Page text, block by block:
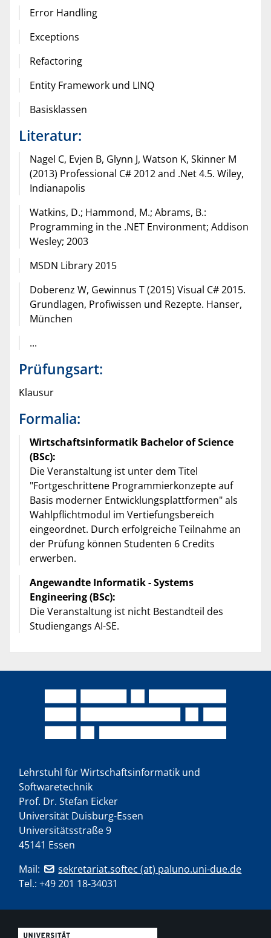
Error Handling
Exceptions
Refactoring
Entity Framework und LINQ
Basisklassen
Literatur:
Nagel C, Evjen B, Glynn J, Watson K, Skinner M
(2013) Professional C# 2012 and .Net 4.5. Wiley,
Indianapolis
Watkins, D.; Hammond, M.; Abrams, B.:
Programming in the .NET Environment; Addison
Wesley; 2003
MSDN Library 2015
Doberenz W, Gewinnus T (2015) Visual C# 2015.
Grundlagen, Profiwissen und Rezepte. Hanser,
München
...
Prüfungsart:
Klausur
Formalia:
Wirtschaftsinformatik Bachelor of Science
(BSc):
Die Veranstaltung ist unter dem Titel
"Fortgeschrittene Programmierkonzepte auf
Basis moderner Entwicklungsplattformen" als
Wahlpflichtmodul im Vertiefungsbereich
eingeordnet. Durch erfolgreiche Teilnahme an
der Prüfung können Studenten 6 Credits
erwerben.
Angewandte Informatik - Systems
Engineering (BSc):
Die Veranstaltung ist nicht Bestandteil des
Studiengangs AI-SE.
Lehrstuhl für Wirtschaftsinformatik und
Softwaretechnik
Prof. Dr. Stefan Eicker
Universität Duisburg-Essen
Universitätsstraße 9
45141 Essen
Mail:
sekretariat.softec (at) paluno.uni-due.de
Tel.: +49 201 18-34031